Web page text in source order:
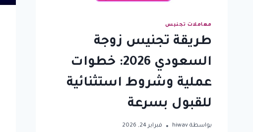
معاملات تجنيس
طريقة تجنيس زوجة
السعودي 2026: خطوات
عملية وشروط استثنائية
للقبول بسرعة
بواسطة hiwav فبراير 24, 2026